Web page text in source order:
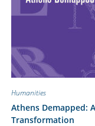
Humanities
Athens Demapped:
Transformation